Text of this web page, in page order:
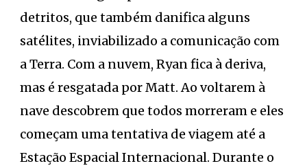
detritos, que também danifica alguns
satélites, inviabilizado a comunicação com
a Terra. Com a nuvem, Ryan fica à deriva,
mas é resgatada por Matt. Ao voltarem à
nave descobrem que todos morreram e eles
começam uma tentativa de viagem até a
Estação Espacial Internacional. Durante o